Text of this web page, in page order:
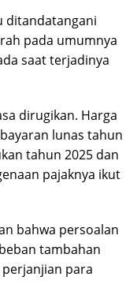
ditandatangani
pada umumnya
saat terjadinya
dirugikan. Harga
lunas tahun
tahun 2025 dan
pajaknya ikut
bahwa persoalan
tambahan
para